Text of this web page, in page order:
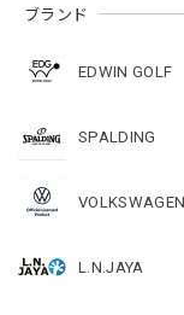
ブランド
EDWIN GOLF
SPALDING
VOLKSWAGEN
L.N.JAYA